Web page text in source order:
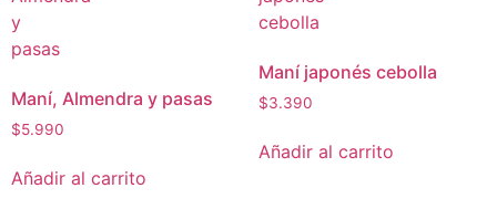
Maní, Almendra y pasas
$5.990
Añadir al carrito
Maní japonés cebolla
$3.390
Añadir al carrito